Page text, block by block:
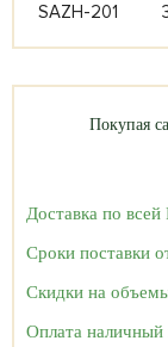
SAZH-201
Покупая
Доставка по всей
Сроки поставки
Скидки на
Оплата наличный